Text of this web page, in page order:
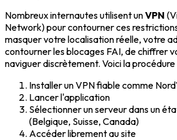
Nombreux internautes utilisent unVPN
Network) pour contourner ces
masquer votre localisation réelle, votre
contourner les blocages FAI, de chiffrer
naviguer discrètement. Voici la procédure
Installer un VPN fiable comme
Lancer l'application
Sélectionner un serveur dans un
(Belgique, Suisse, Canada)
Accéder librement au site